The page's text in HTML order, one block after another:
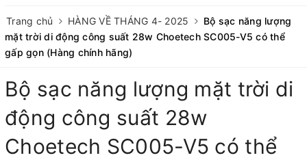
Trang chủ HÀNG VỀ THÁNG 4- 2025
Bộ sạc năng lượng
mặt trời di động công suất 28w Choetech SC005-V5 có thể
gấp gọn (Hàng chính hãng)
Bộ sạc năng lượng mặt trời di
động công suất 28w
Choetech SC005-V5 có thể